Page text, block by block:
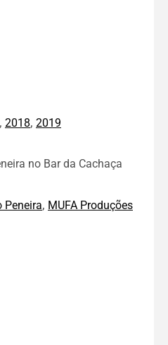
, 2018, 2019
no Bar da Cachaça
Peneira, MUFA Produções